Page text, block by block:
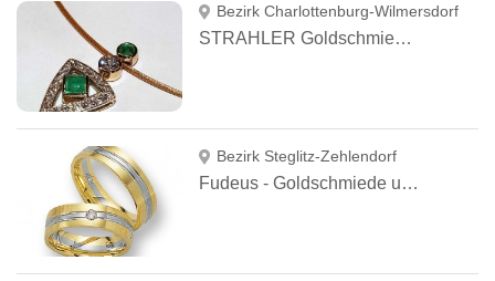
Bezirk Charlottenburg-Wilmersdorf
STRAHLER Goldschmiedemeister
Bezirk Steglitz-Zehlendorf
Fudeus - Goldschmiede und Juweliere